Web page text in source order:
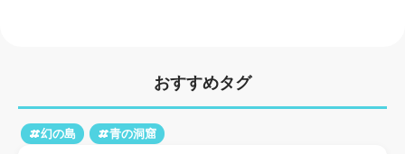
おすすめタグ
#幻の島 #青の洞窟